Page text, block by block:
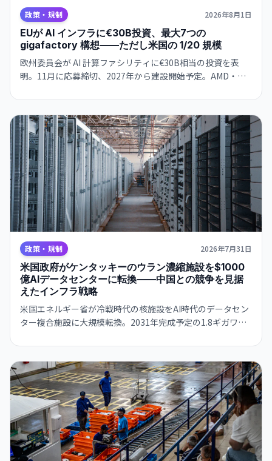
政策・規制 2026年8月1日
EUが AI インフラに€30B投資、最大7つの
gigafactory 構想——ただし米国の 1/20 規模
欧州委員会が AI 計算ファシリティに€30B相当の投資を表
明。11月に応募締切、2027年から建設開始予定。AMD・
政策・規制 2026年7月31日
米国政府がケンタッキーのウラン濃縮施設を$1000
億AIデータセンターに転換——中国との競争を見据
えたインフラ戦略
米国エネルギー省が冷戦時代の核施設をAI時代のデータセン
ター複合施設に大規模転換。2031年完成予定の1.8ギガワッ
を入れる。